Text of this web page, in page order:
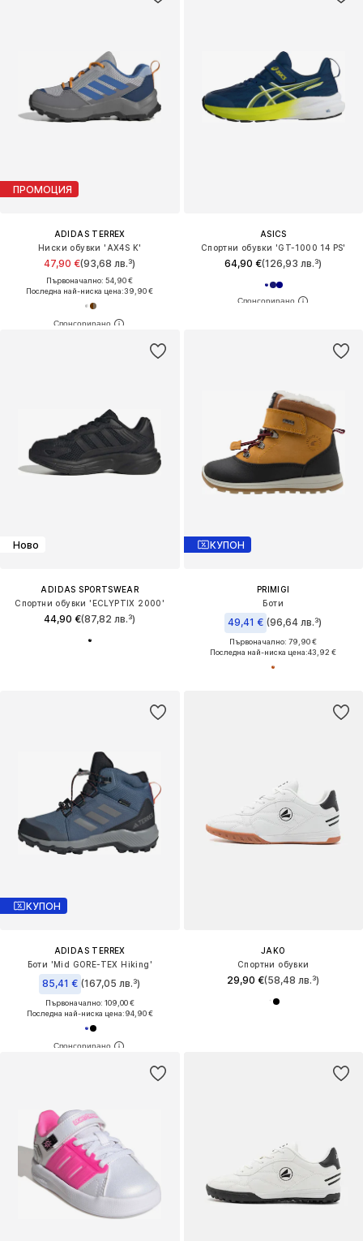
ПРОМОЦИЯ
ADIDAS TERREX
Ниски обувки 'AX4S K'
47,90 €(93,68 лв.³)
Първоначално: 54,90 €
Последна най-ниска цена:39,90 €
ASICS
Спортни обувки 'GT-1000 14 PS'
64,90 €(126,93 лв.³)
Ново
ADIDAS SPORTSWEAR
Спортни обувки 'ECLYPTIX 2000'
44,90 €(87,82 лв.³)
КУПОН
PRIMIGI
Боти
49,41 € (96,64 лв.³)
Първоначално: 79,90 €
Последна най-ниска цена:43,92 €
КУПОН
ADIDAS TERREX
Боти 'Mid GORE-TEX Hiking'
85,41 € (167,05 лв.³)
Първоначално: 109,00 €
Последна най-ниска цена:94,90 €
JAKO
Спортни обувки
29,90 €(58,48 лв.³)